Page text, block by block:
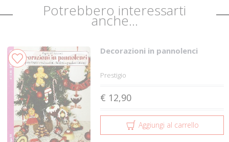
Potrebbero interessarti
anche...
Decorazioni in pannolenci
Prestigio
€ 12,90
Aggiungi al carrello